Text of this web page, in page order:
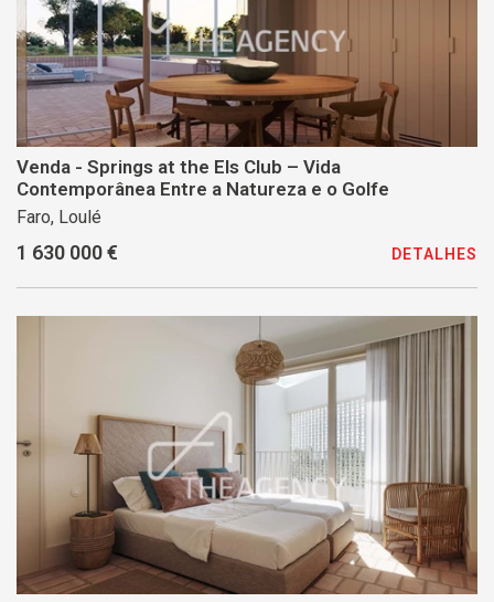
Venda - Springs at the Els Club – Vida
Contemporânea Entre a Natureza e o Golfe
Faro, Loulé
1 630 000 € DETALHES